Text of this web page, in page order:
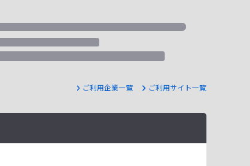
ご利用企業一覧 ご利用サイト一覧